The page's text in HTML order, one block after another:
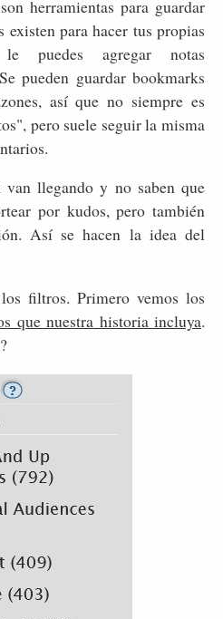
herramientas para guardar
existen para hacer tus propias
le puedes agregar notas
pueden guardar bookmarks
así que no siempre es
pero suele seguir la misma
llegando y no saben que
por kudos, pero también
Así se hacen la idea del
filtros. Primero vemos los
que nuestra historia incluya.